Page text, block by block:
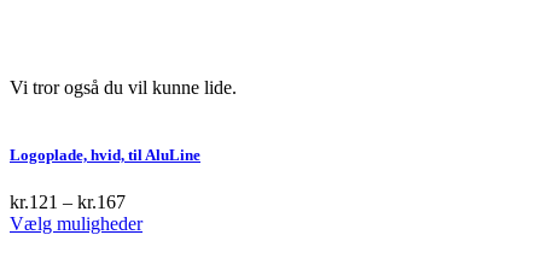
Vi tror også du vil kunne lide.
Logoplade, hvid, til AluLine
kr.121 – kr.167
Vælg mulighederThis